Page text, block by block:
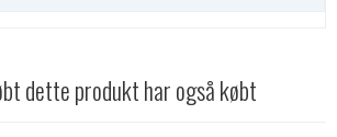
dette produkt har også købt